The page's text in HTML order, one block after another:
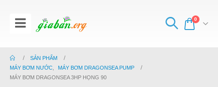
0
SẢN PHẨM
MÁY BƠM NƯỚC
MÁY BƠM DRAGONSEA PUMP
MÁY BƠM DRAGONSEA 3HP HỌNG 90